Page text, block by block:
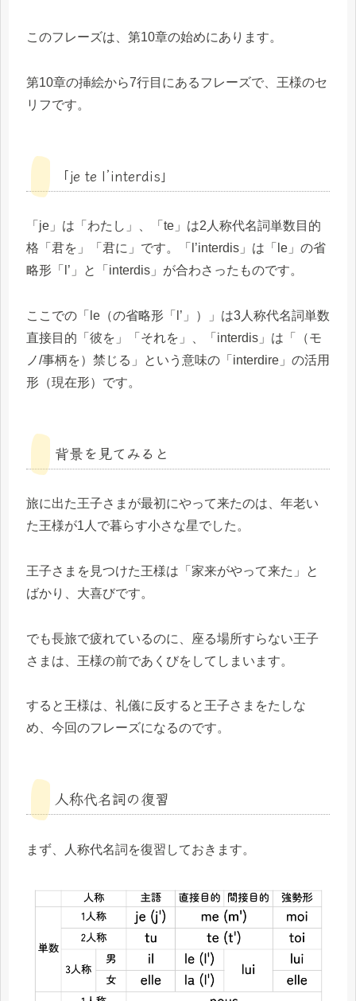
このフレーズは、第10章の始めにあります。
第10章の挿絵から7行目にあるフレーズで、王様のセ
リフです。
「je te l’interdis」
「je」は「わたし」、「te」は2人称代名詞単数目的
格「君を」「君に」です。「l’interdis」は「le」の省
略形「l’」と「interdis」が合わさったものです。
ここでの「le（の省略形「l’」）」は3人称代名詞単数
直接目的「彼を」「それを」、「interdis」は「（モ
ノ/事柄を）禁じる」という意味の「interdire」の活用
形（現在形）です。
背景を見てみると
旅に出た王子さまが最初にやって来たのは、年老い
た王様が1人で暮らす小さな星でした。
王子さまを見つけた王様は「家来がやって来た」と
ばかり、大喜びです。
でも長旅で疲れているのに、座る場所すらない王子
さまは、王様の前であくびをしてしまいます。
すると王様は、礼儀に反すると王子さまをたしな
め、今回のフレーズになるのです。
人称代名詞の復習
まず、人称代名詞を復習しておきます。